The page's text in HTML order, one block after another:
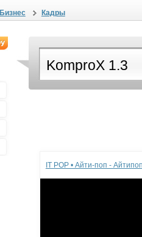
Бизнес Кадры
IT POP • Айти-поп -